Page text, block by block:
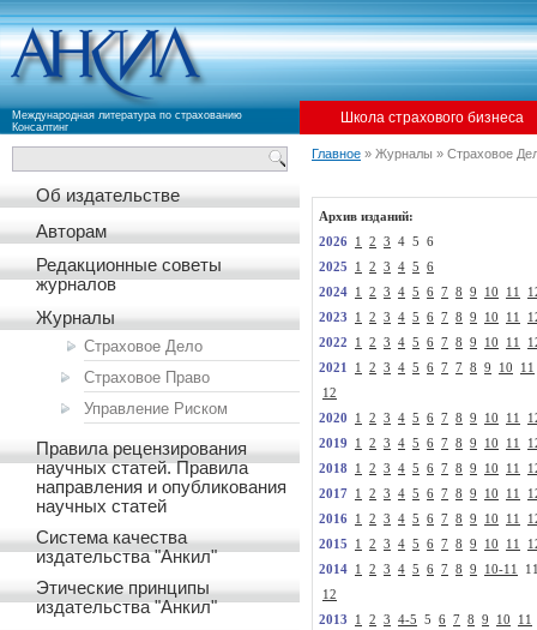
Международная литература по страхованию
Консалтинг
Школа страхового бизнеса
Об издательстве
Авторам
Редакционные советы
журналов
Журналы
Страховое Дело
Страховое Право
Управление Риском
Правила рецензирования
научных статей. Правила
направления и опубликования
научных статей
Система качества
издательства "Анкил"
Этические принципы
издательства "Анкил"
Главное » Журналы » Страховое
Архив изданий:
2026
1 2 3 4 5 6
2025
1 2 3 4 5
6
2024
1 2 3 4 5 6 7 8 9 10 11
2023
1 2 3 4 5 6 7 8 9 10 11
2022
1 2 3 4 5 6 7 8 9 10 11
2021
1 2 3 4 5 6 7 7 8 9 10
11
12
2020
1 2 3 4 5 6 7 8 9 10 11
2019
1 2 3 4 5 6 7 8 9 10 11
2018
1 2 3 4 5 6 7 8 9 10 11
2017
1 2 3 4 5 6 7 8 9 10 11
2016
1 2 3 4 5 6 7 8 9 10 11
2015
1 2 3 4 5 6 7 8 9 10 11
2014
1 2 3 4 5 6 7 8 9 10-11
12
2013
1 2 3 4-5 5 6 7 8 9 10
11